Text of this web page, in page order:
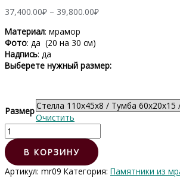
37,400.00₽ – 39,800.00₽Диапазон
Материал: мрамор
Фото: да (20 на 30 см)
Надпись: да
Выберете нужный размер:
Размер
Очистить
Количество
товара
Памятник
из
мрамора
В КОРЗИНУ
Артикул: mr09 Категория: Памятники из